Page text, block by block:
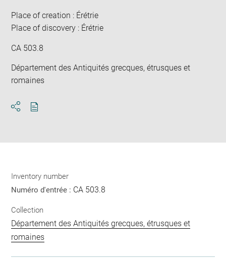
Place of creation : Érétrie
Place of discovery : Érétrie
CA 503.8
Département des Antiquités grecques, étrusques et
romaines
Inventory number
Numéro d'entrée : CA 503.8
Collection
Département des Antiquités grecques, étrusques et
romaines